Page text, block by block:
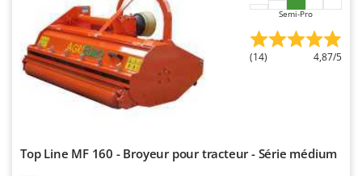
Semi-Pro
(14) 4,87/5
Top Line MF 160 - Broyeur pour tracteur - Série médium